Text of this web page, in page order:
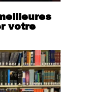
votre